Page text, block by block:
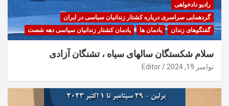
رادیو دادخواهی
گردهمایی سراسری درباره کشتار زندانیان سیاسی در ایران
گفتگوهای زندان
یادمان ها یادمان کشتار زندانیان سیاسی دهه شصت
سلام شکستگان سالهای سیاه ، تشنگان آزادی
نوامبر 19, 2024 Editor